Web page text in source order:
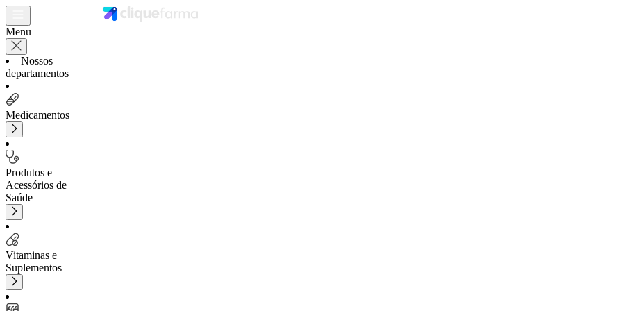
Menu
Nossos
departamentos
Medicamentos
Produtos e
Acessórios de
Saúde
Vitaminas e
Suplementos